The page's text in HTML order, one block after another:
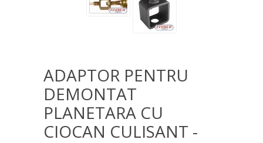
ADAPTOR PENTRU
DEMONTAT
PLANETARA CU
CIOCAN CULISANT -